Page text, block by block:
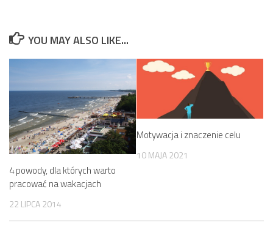
YOU MAY ALSO LIKE...
4 powody, dla których warto
pracować na wakacjach
22 LIPCA 2014
Motywacja i znaczenie celu
10 MAJA 2021